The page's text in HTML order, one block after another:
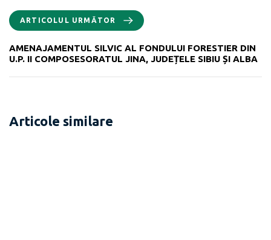
ARTICOLUL URMĂTOR
AMENAJAMENTUL SILVIC AL FONDULUI FORESTIER DIN
U.P. II COMPOSESORATUL JINA, JUDEȚELE SIBIU ȘI ALBA
Articole similare